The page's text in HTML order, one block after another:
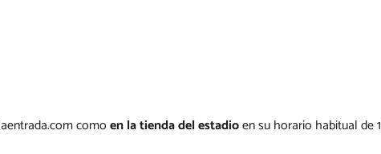
comoen la tienda del estadioen su horario habitual de